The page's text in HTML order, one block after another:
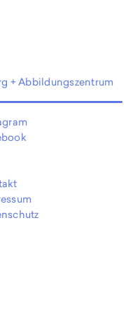
+ Abbildungszentrum